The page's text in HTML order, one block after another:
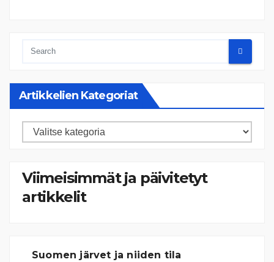
Artikkelien Kategoriat
Artikkelien
Viimeisimmät ja päivitetyt
artikkelit
Suomen järvet ja niiden tila